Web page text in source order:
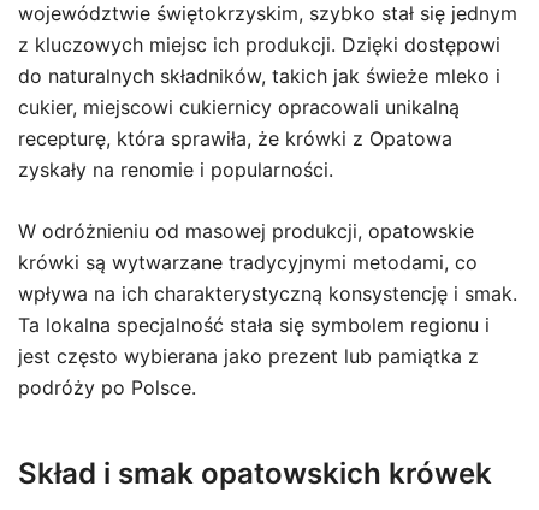
województwie świętokrzyskim, szybko stał się jednym
z kluczowych miejsc ich produkcji. Dzięki dostępowi
do naturalnych składników, takich jak świeże mleko i
cukier, miejscowi cukiernicy opracowali unikalną
recepturę, która sprawiła, że krówki z Opatowa
zyskały na renomie i popularności.
W odróżnieniu od masowej produkcji, opatowskie
krówki są wytwarzane tradycyjnymi metodami, co
wpływa na ich charakterystyczną konsystencję i smak.
Ta lokalna specjalność stała się symbolem regionu i
jest często wybierana jako prezent lub pamiątka z
podróży po Polsce.
Skład i smak opatowskich krówek